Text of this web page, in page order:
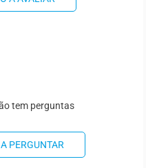
tem perguntas
PERGUNTAR